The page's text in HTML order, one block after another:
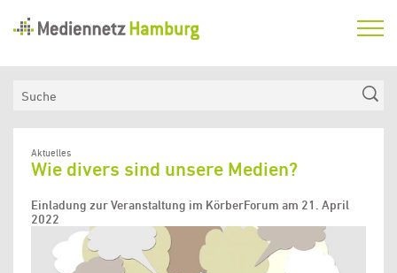
Hamburg
Aktuelles
Medienkompetenzfonds
Verein
Aktuelles
Wie divers sind unsere Medien?
Einladung zur Veranstaltung im KörberForum am 21. April
2022